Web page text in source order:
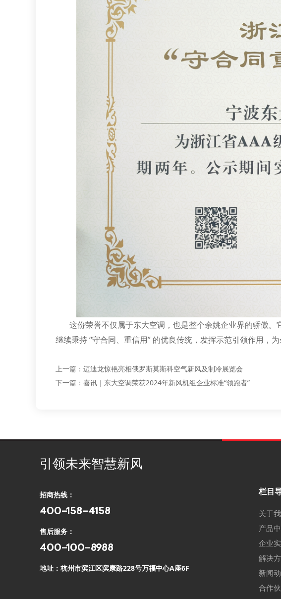
这份荣誉不仅属于东大空调，也是整个余姚企业界的骄傲。
继续秉持 “守合同、重信用” 的优良传统，发挥示范引领作用，
上一篇： 迈迪龙惊艳亮相俄罗斯莫斯科空气新风及制冷展览会
下一篇： 喜讯｜东大空调荣获2024年新风机组企业标准“领跑者”
引领未来智慧新风
招商热线：
400-158-4158
售后服务：
400-100-8988
地址：杭州市滨江区滨康路228号万福中心A座6F
栏目
关于
产品
企业
解决
新闻
合作